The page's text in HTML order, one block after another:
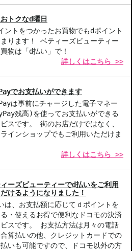
る場合や配送用箱の関係で荷物を分割
。予めご了承ください。また、明細
同梱されますが手数料等の変更はご
い。
最大48時間の潤いを実現。
来成分で軽やかなテクスチャーを提
ス配合で均一な肌トーンをサポー
トクなd曜日
ントをつかったお買物でもdポイント
ります！ ベティーズビューティー
物は「d払い」で！
詳しくはこちら >>
でお支払いができます
は事前にチャージした電子マネー
残高)を使ってお支払いができる
スです。 街のお店だけではなく、
インショップでもご利用いただけま
詳しくはこちら >>
ーズビューティーでd払いをご利用
けるようになりました！
は、お支払額に応じてｄポイントを
・使えるお得で便利なドコモの決済
スです。 お支払方法は月々の電話
算払いの他、クレジットカードでの
いも可能ですので、ドコモ以外の方